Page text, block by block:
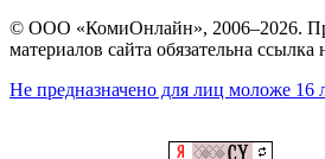
© ООО «КомиОнлайн», 2006–2026.
материалов сайта обязательна ссылка
Не предназначено для лиц моложе 16